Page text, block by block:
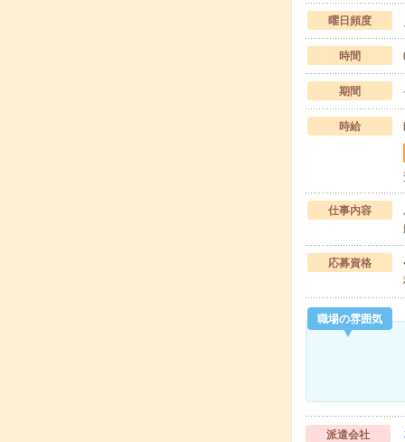
曜日頻度
時間
期間
時給
仕事内容
応募資格
職場の雰囲気
派遣会社